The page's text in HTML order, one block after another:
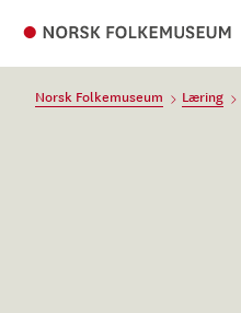
Norsk Folkemuseum Læring